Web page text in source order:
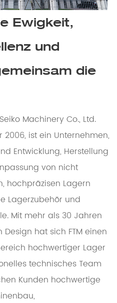
Ewigkeit,
und
die
Machinery Co., Ltd.
ist ein Unternehmen,
Entwicklung, Herstellung
von nicht
hochpräzisen Lagern
Lagerzubehör und
Mit mehr als 30 Jahren
hat sich FTM einen
hochwertiger Lager
technisches Team
Kunden hochwertige